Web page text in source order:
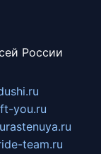
России
you.ru
rastenuya.ru
team.ru